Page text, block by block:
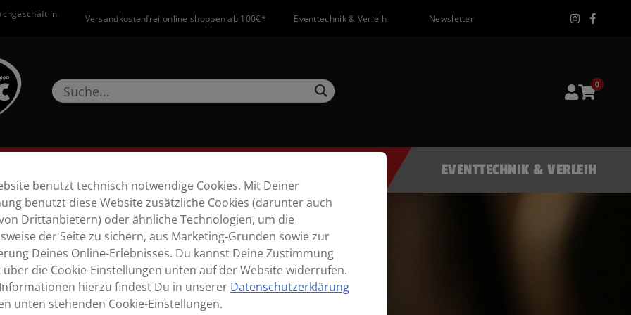
in Versandkostenfrei online shoppen ab 100€* Eventtechnik & Verleih Newsletter
0
EVENTTECHNIK & VERLEIH
Unser Experte​
benutzt technisch notwendige Cookies. Mit Deiner
benutzt diese Website zusätzliche Cookies (darunter auch
Drittanbietern) oder ähnliche Technologien, um die
der Seite zu sichern, aus Marketing-Gründen sowie zur
Deines Online-Erlebnisses. Du kannst Deine Zustimmung
die Cookie-Einstellungen unten auf der Website widerrufen.
hierzu findest Du in unserer Datenschutzerklärung
unten stehenden Cookie-Einstellungen.